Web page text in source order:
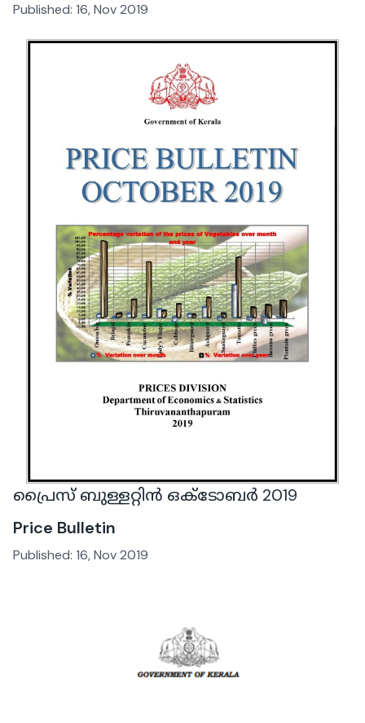
Published: 16, Nov 2019
പ്രൈസ് ബുള്ളറ്റിൻ ഒക്ടോബർ 2019
Price Bulletin
Published: 16, Nov 2019